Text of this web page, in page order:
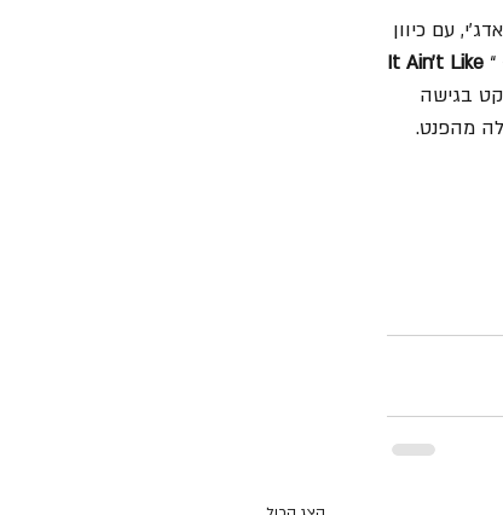
עם כיוון
It Ain’t Like
בגישה
מהפנט.